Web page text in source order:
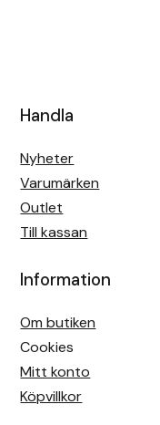
Handla
Nyheter
Varumärken
Outlet
Till kassan
Information
Om butiken
Cookies
Mitt konto
Köpvillkor